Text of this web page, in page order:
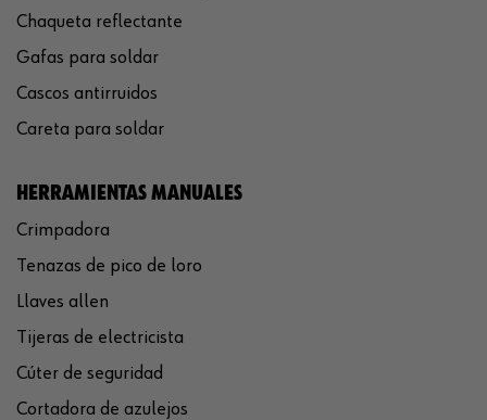
Chaqueta reflectante
Gafas para soldar
Cascos antirruidos
Careta para soldar
HERRAMIENTAS MANUALES
Crimpadora
Tenazas de pico de loro
Llaves allen
Tijeras de electricista
Cúter de seguridad
Cortadora de azulejos